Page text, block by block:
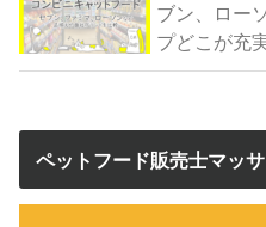
ブン、ロー
プどこが充
ペットフード販売士マッ